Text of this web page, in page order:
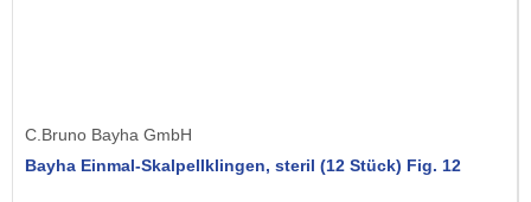
C.Bruno Bayha GmbH
Bayha Einmal-Skalpellklingen, steril (12 Stück) Fig. 12